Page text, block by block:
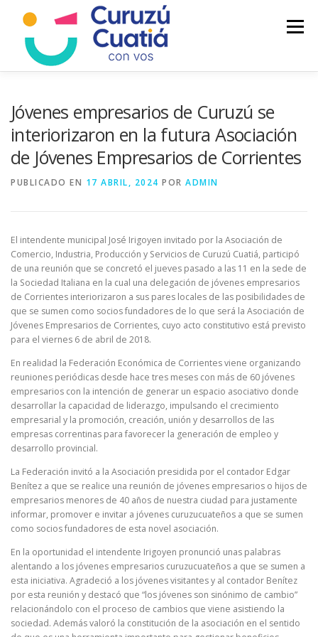
contenido
Menú
AUTOGESTION CALENDARIO FISCAL
Jóvenes empresarios de Curuzú se
interiorizaron en la futura Asociación
de Jóvenes Empresarios de Corrientes
PUBLICADO EN 17 ABRIL, 2024 POR ADMIN
El intendente municipal José Irigoyen invitado por la Asociación de
Comercio, Industria, Producción y Servicios de Curuzú Cuatiá, participó
de una reunión que se concretó el jueves pasado a las 11 en la sede de
la Sociedad Italiana en la cual una delegación de jóvenes empresarios
de Corrientes interiorizaron a sus pares locales de las posibilidades de
que se sumen como socios fundadores de lo que será la Asociación de
Jóvenes Empresarios de Corrientes, cuyo acto constitutivo está previsto
para el viernes 6 de abril de 2018.
En realidad la Federación Económica de Corrientes viene organizando
reuniones periódicas desde hace tres meses con más de 60 jóvenes
empresarios con la intención de generar un espacio asociativo donde
desarrollar la capacidad de liderazgo, impulsando el crecimiento
empresarial y la promoción, creación, unión y desarrollos de las
empresas correntinas para favorecer la generación de empleo y
desarrollo provincial.
La Federación invitó a la Asociación presidida por el contador Edgar
Benítez a que se realice una reunión de jóvenes empresarios o hijos de
empresarios menores de 40 años de nuestra ciudad para justamente
informar, promover e invitar a jóvenes curuzucuateños a que se sumen
como socios fundadores de esta novel asociación.
En la oportunidad el intendente Irigoyen pronunció unas palabras
alentando a los jóvenes empresarios curuzucuateños a que se sumen a
esta iniciativa. Agradeció a los jóvenes visitantes y al contador Benítez
por esta reunión y destacó que “los jóvenes son sinónimo de cambio”
relacionándolo con el proceso de cambios que viene asistiendo la
sociedad. Además valoró la constitución de la asociación en el sentido